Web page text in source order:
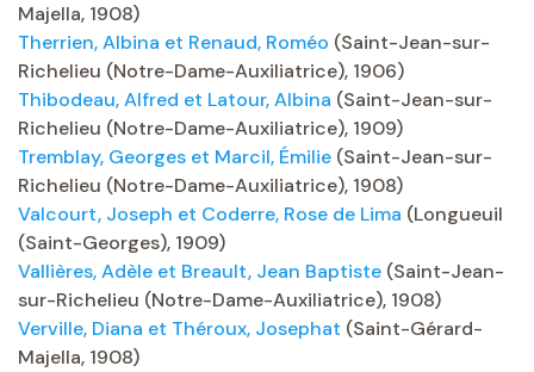
Majella, 1908)
Therrien, Albina et Renaud, Roméo (Saint-Jean-sur-
Richelieu (Notre-Dame-Auxiliatrice), 1906)
Thibodeau, Alfred et Latour, Albina (Saint-Jean-sur-
Richelieu (Notre-Dame-Auxiliatrice), 1909)
Tremblay, Georges et Marcil, Émilie (Saint-Jean-sur-
Richelieu (Notre-Dame-Auxiliatrice), 1908)
Valcourt, Joseph et Coderre, Rose de Lima (Longueuil
(Saint-Georges), 1909)
Vallières, Adèle et Breault, Jean Baptiste (Saint-Jean-
sur-Richelieu (Notre-Dame-Auxiliatrice), 1908)
Verville, Diana et Théroux, Josephat (Saint-Gérard-
Majella, 1908)